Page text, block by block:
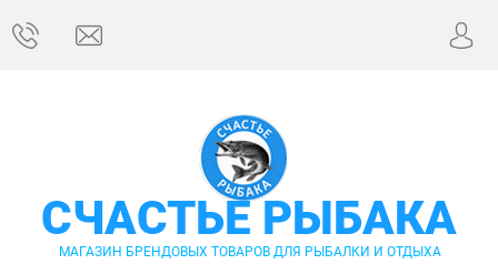
СЧАСТЬЕ РЫБАКА
МАГАЗИН БРЕНДОВЫХ ТОВАРОВ ДЛЯ РЫБАЛКИ И ОТДЫХА